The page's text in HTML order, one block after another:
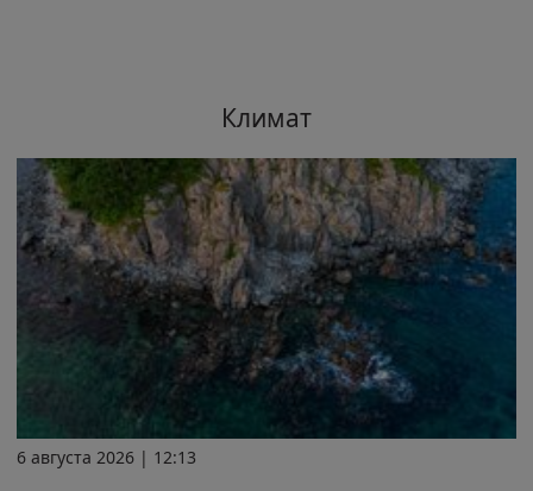
Климат
6 августа 2026 | 12:13